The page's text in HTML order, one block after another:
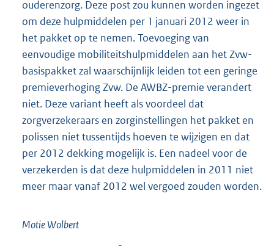
ouderenzorg. Deze post zou kunnen worden ingezet
om deze hulpmiddelen per 1 januari 2012 weer in
het pakket op te nemen. Toevoeging van
eenvoudige mobiliteitshulpmiddelen aan het Zvw-
basispakket zal waarschijnlijk leiden tot een geringe
premieverhoging Zvw. De AWBZ-premie verandert
niet. Deze variant heeft als voordeel dat
zorgverzekeraars en zorginstellingen het pakket en
polissen niet tussentijds hoeven te wijzigen en dat
per 2012 dekking mogelijk is. Een nadeel voor de
verzekerden is dat deze hulpmiddelen in 2011 niet
meer maar vanaf 2012 wel vergoed zouden worden.
Motie Wolbert